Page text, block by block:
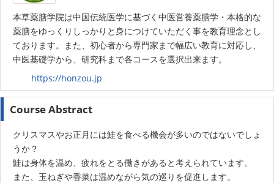
本草薬膳学院は中国伝統医学に基づく中医営養薬膳学・本格的な
薬膳をゆっくりしっかりと身につけていただく事を教育理念とし
ております。また、初心者から専門家まで幅広い教育に対応し、
中医基礎学から、研究科まで各コースを選択出来ます。
https://honzou.jp
Course Abstract
クリスマスやお正月には鮭を食べる機会が多いのではないでしょ
うか？
鮭は身体を温め、疲れをとる働きがあると考えられています。
また、玉ねぎや香菜は温めながら気の巡りを促進します。